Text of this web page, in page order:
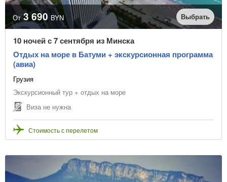
От 3 690 BYN Выбрать
10 ночей с 7 сентября из Минска
Отдых на море в Батуми + экскурсионная программа
(авиа)
Грузия
Экскурсионный тур + отдых на море
Виза не нужна
Стоимость с перелетом